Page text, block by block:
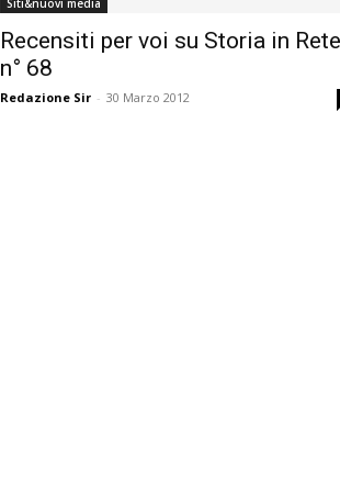
Siti&nuovi media
Recensiti per voi su Storia in Rete
n° 68
Redazione Sir - 30 Marzo 2012